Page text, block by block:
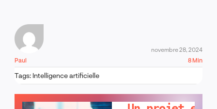
Paul
novembre 28, 2024
8 Min
Tags: Intelligence artificielle